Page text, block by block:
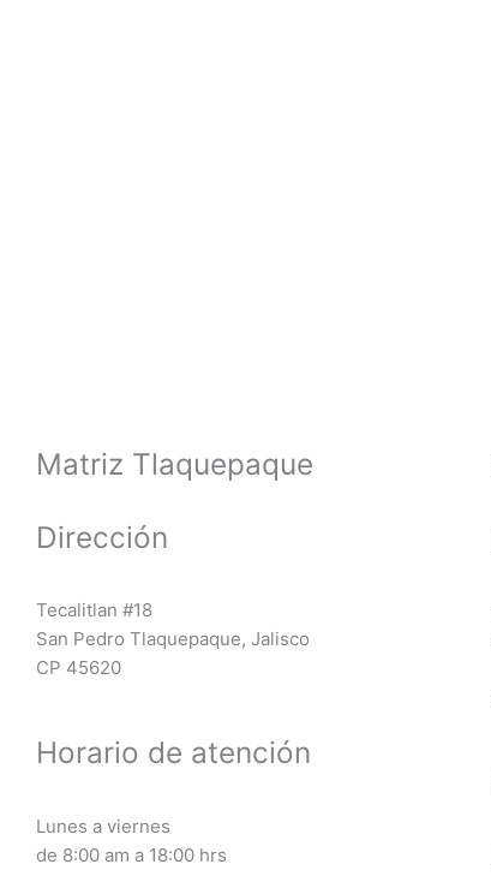
Matriz Tlaquepaque
Dirección
Tecalitlan #18
San Pedro Tlaquepaque, Jalisco
CP 45620
Horario de atención
Lunes a viernes
de 8:00 am a 18:00 hrs